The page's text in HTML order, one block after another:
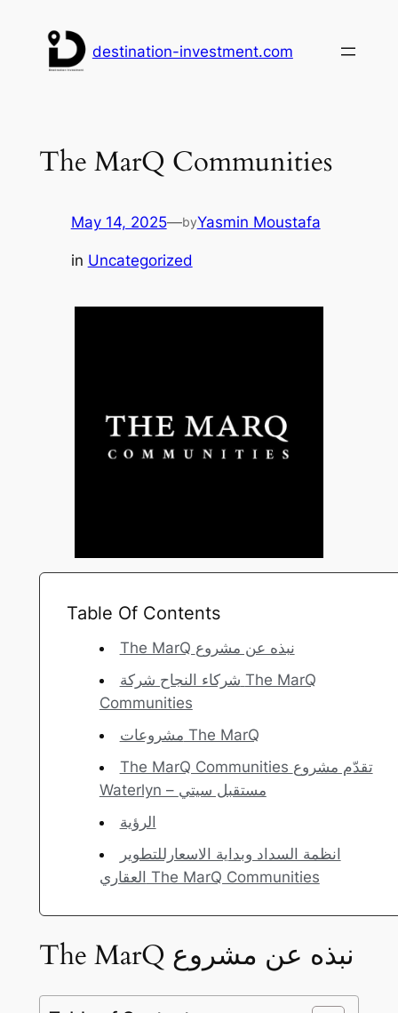
content
destination-investment.com
The MarQ Communities
May 14, 2025—byYasmin Moustafa
in Uncategorized
Table Of Contents
The MarQ نبذه عن مشروع
شركاء النجاح شركة The MarQ
Communities
مشروعات The MarQ
The MarQ Communities تقدّم مشروع
Waterlyn – مستقبل سيتي
الرؤية
انظمة السداد وبداية الاسعارللتطوير
العقاري The MarQ Communities
The MarQ نبذه عن مشروع